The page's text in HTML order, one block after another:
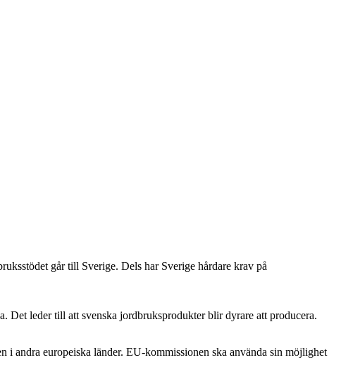
går till Sverige. Dels har Sverige hårdare krav på
Det leder till att svenska jordbruksprodukter blir dyrare att producera.
andra europeiska länder. EU-kommissionen ska använda sin möjlighet